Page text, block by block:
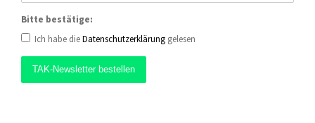
Bitte bestätige:
Ich habe dieDatenschutzerklärung gelesen